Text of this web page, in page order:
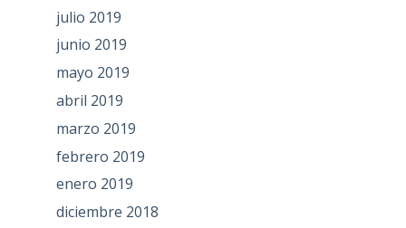
julio 2019
junio 2019
mayo 2019
abril 2019
marzo 2019
febrero 2019
enero 2019
diciembre 2018